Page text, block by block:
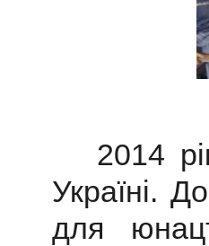
2014
Україні.
для